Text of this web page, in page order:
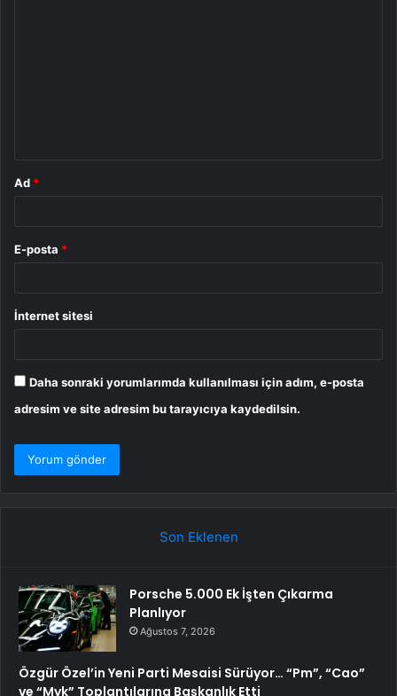
Ad *
E-posta *
İnternet sitesi
Daha sonraki yorumlarımda kullanılması için adım, e-posta
adresim ve site adresim bu tarayıcıya kaydedilsin.
Son Eklenen
Porsche 5.000 Ek İşten Çıkarma
Planlıyor
Ağustos 7, 2026
Özgür Özel’in Yeni Parti Mesaisi Sürüyor… “Pm”, “Cao”
ve “Myk” Toplantılarına Başkanlık Etti